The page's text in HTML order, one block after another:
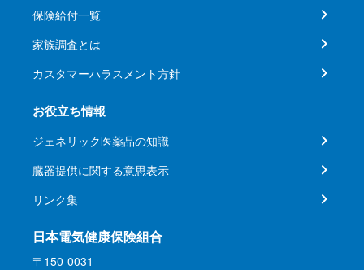
保険給付一覧
家族調査とは
カスタマーハラスメント方針
お役立ち情報
ジェネリック医薬品の知識
臓器提供に関する意思表示
リンク集
日本電気健康保険組合
〒150-0031